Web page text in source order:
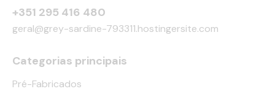
+351 295 416 480
geral@grey-sardine-793311.hostingersite.com
Categorias principais
Pré-Fabricados